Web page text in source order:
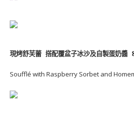
現烤舒芙蕾 搭配覆盆子冰沙及自製蛋奶醬
Soufflé with Raspberry Sorbet and